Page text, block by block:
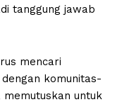
tanggung jawab
mencari
komunitas-
untuk